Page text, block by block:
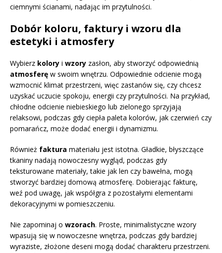
ciemnymi ścianami, nadając im przytulności.
Dobór koloru, faktury i wzoru dla
estetyki i atmosfery
Wybierz kolory i wzory zasłon, aby stworzyć odpowiednią
atmosferę w swoim wnętrzu. Odpowiednie odcienie mogą
wzmocnić klimat przestrzeni, więc zastanów się, czy chcesz
uzyskać uczucie spokoju, energii czy przytulności. Na przykład,
chłodne odcienie niebieskiego lub zielonego sprzyjają
relaksowi, podczas gdy ciepła paleta kolorów, jak czerwień czy
pomarańcz, może dodać energii i dynamizmu.
Również faktura materiału jest istotna. Gładkie, błyszczące
tkaniny nadają nowoczesny wygląd, podczas gdy
teksturowane materiały, takie jak len czy bawełna, mogą
stworzyć bardziej domową atmosferę. Dobierając fakturę,
weź pod uwagę, jak współgra z pozostałymi elementami
dekoracyjnymi w pomieszczeniu.
Nie zapominaj o wzorach. Proste, minimalistyczne wzory
wpasują się w nowoczesne wnętrza, podczas gdy bardziej
wyraziste, złożone deseni mogą dodać charakteru przestrzeni.